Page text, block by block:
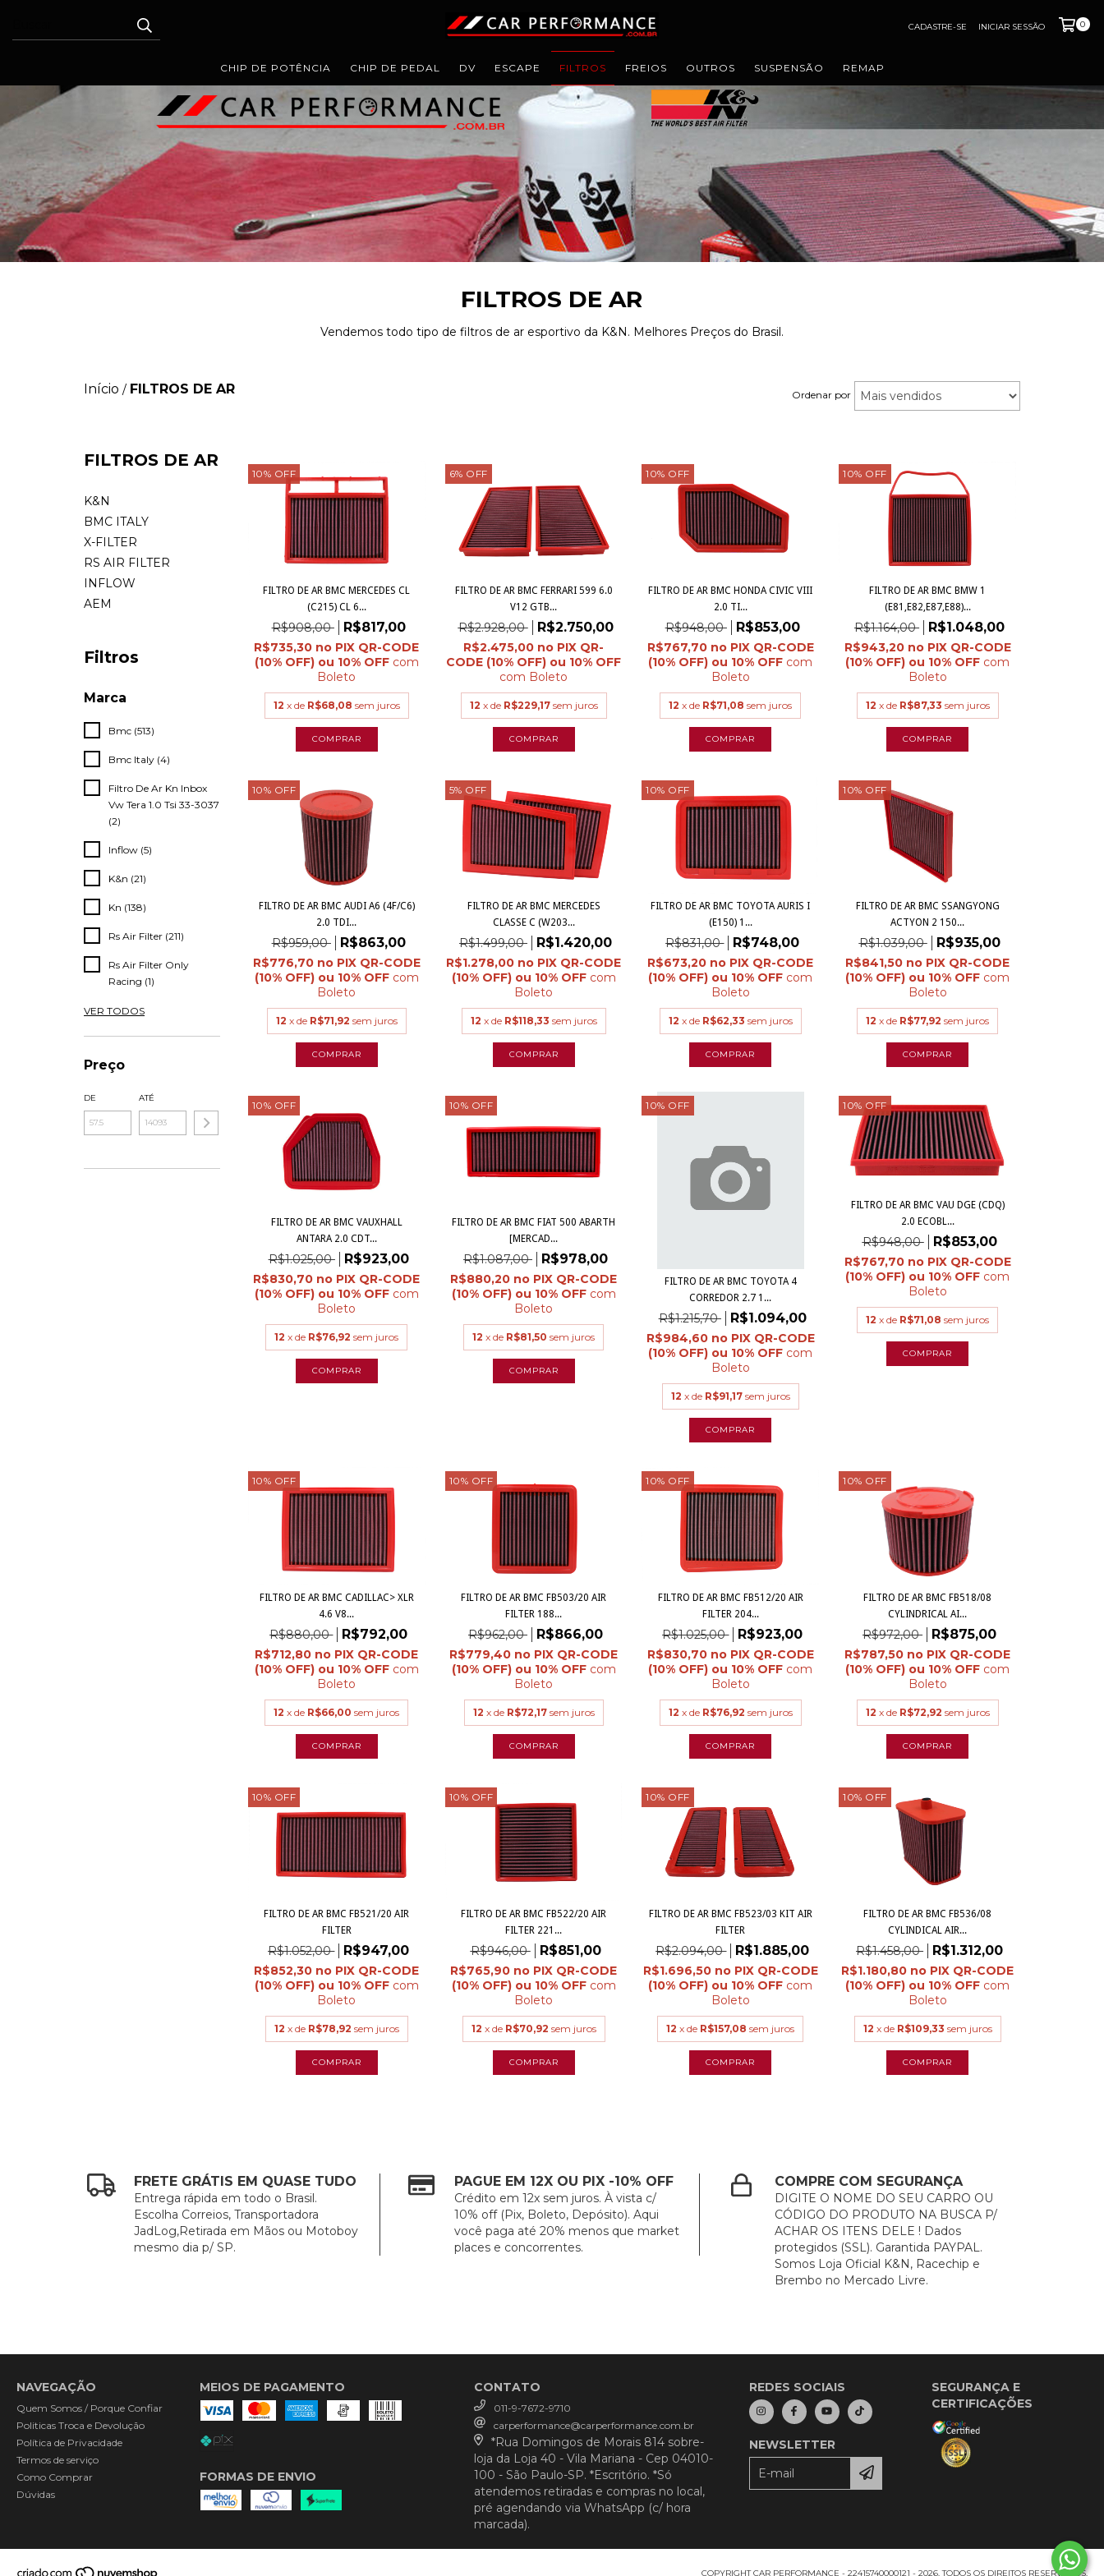
CADASTRE-SE INICIAR SESSÃO 0
CHIP DE POTÊNCIA CHIP DE PEDAL DV ESCAPE FILTROS FREIOS OUTROS SUSPENSÃO REMAP
FILTROS DE AR
Vendemos todo tipo de filtros de ar esportivo da K&N. Melhores Preços do Brasil.
Início / FILTROS DE AR Ordenar por
FILTROS DE AR
K&N
BMC ITALY
X-FILTER
RS AIR FILTER
INFLOW
AEM
Filtros
Marca
Bmc (513)
Bmc Italy (4)
Filtro De Ar Kn Inbox
Vw Tera 1.0 Tsi 33-3037
(2)
Inflow (5)
K&n (21)
Kn (138)
Rs Air Filter (211)
Rs Air Filter Only
Racing (1)
VER TODOS
Preço
DE ATÉ
10% OFF
FILTRO DE AR BMC MERCEDES CL
(C215) CL 6...
R$908,00 R$817,00
R$735,30
com
Boleto
12 x de R$68,08 sem juros
6% OFF
FILTRO DE AR BMC FERRARI 599 6.0
V12 GTB...
R$2.928,00 R$2.750,00
R$2.475,00
com Boleto
12 x de R$229,17 sem juros
10% OFF
FILTRO DE AR BMC HONDA CIVIC VIII
2.0 TI...
R$948,00 R$853,00
R$767,70
com
Boleto
12 x de R$71,08 sem juros
10% OFF
FILTRO DE AR BMC BMW 1
(E81,E82,E87,E88)...
R$1.164,00 R$1.048,00
R$943,20
com
Boleto
12 x de R$87,33 sem juros
10% OFF
FILTRO DE AR BMC AUDI A6 (4F/C6)
2.0 TDI...
R$959,00 R$863,00
R$776,70
com
Boleto
12 x de R$71,92 sem juros
5% OFF
FILTRO DE AR BMC MERCEDES
CLASSE C (W203...
R$1.499,00 R$1.420,00
R$1.278,00
com
Boleto
12 x de R$118,33 sem juros
10% OFF
FILTRO DE AR BMC TOYOTA AURIS I
(E150) 1...
R$831,00 R$748,00
R$673,20
com
Boleto
12 x de R$62,33 sem juros
10% OFF
FILTRO DE AR BMC SSANGYONG
ACTYON 2 150...
R$1.039,00 R$935,00
R$841,50
com
Boleto
12 x de R$77,92 sem juros
10% OFF
FILTRO DE AR BMC VAUXHALL
ANTARA 2.0 CDT...
R$1.025,00 R$923,00
R$830,70
com
Boleto
12 x de R$76,92 sem juros
10% OFF
FILTRO DE AR BMC FIAT 500 ABARTH
[MERCAD...
R$1.087,00 R$978,00
R$880,20
com
Boleto
12 x de R$81,50 sem juros
10% OFF
FILTRO DE AR BMC TOYOTA 4
CORREDOR 2.7 1...
R$1.215,70 R$1.094,00
R$984,60
com
Boleto
12 x de R$91,17 sem juros
10% OFF
FILTRO DE AR BMC VAU DGE (CDQ)
2.0 ECOBL...
R$948,00 R$853,00
R$767,70
com
Boleto
12 x de R$71,08 sem juros
10% OFF
FILTRO DE AR BMC CADILLAC> XLR
4.6 V8...
R$880,00 R$792,00
R$712,80
com
Boleto
12 x de R$66,00 sem juros
10% OFF
FILTRO DE AR BMC FB503/20 AIR
FILTER 188...
R$962,00 R$866,00
R$779,40
com
Boleto
12 x de R$72,17 sem juros
10% OFF
FILTRO DE AR BMC FB512/20 AIR
FILTER 204...
R$1.025,00 R$923,00
R$830,70
com
Boleto
12 x de R$76,92 sem juros
10% OFF
FILTRO DE AR BMC FB518/08
CYLINDRICAL AI...
R$972,00 R$875,00
R$787,50
com
Boleto
12 x de R$72,92 sem juros
10% OFF
FILTRO DE AR BMC FB521/20 AIR
FILTER
R$1.052,00 R$947,00
R$852,30
com
Boleto
12 x de R$78,92 sem juros
10% OFF
FILTRO DE AR BMC FB522/20 AIR
FILTER 221...
R$946,00 R$851,00
R$765,90
com
Boleto
12 x de R$70,92 sem juros
10% OFF
FILTRO DE AR BMC FB523/03 KIT AIR
FILTER
R$2.094,00 R$1.885,00
R$1.696,50
com
Boleto
12 x de R$157,08 sem juros
10% OFF
FILTRO DE AR BMC FB536/08
CYLINDICAL AIR...
R$1.458,00 R$1.312,00
R$1.180,80
com
Boleto
12 x de R$109,33 sem juros
FRETE GRÁTIS EM QUASE TUDO
Entrega rápida em todo o Brasil.
Escolha Correios, Transportadora
JadLog,Retirada em Mãos ou Motoboy
mesmo dia p/ SP.
PAGUE EM 12X OU PIX -10% OFF
Crédito em 12x sem juros. À vista c/
10% off (Pix, Boleto, Depósito). Aqui
você paga até 20% menos que market
places e concorrentes.
COMPRE COM SEGURANÇA
DIGITE O NOME DO SEU CARRO OU
CÓDIGO DO PRODUTO NA BUSCA P/
ACHAR OS ITENS DELE ! Dados
protegidos (SSL). Garantida PAYPAL.
Somos Loja Oficial K&N, Racechip e
Brembo no Mercado Livre.
NAVEGAÇÃO
Quem Somos / Porque Confiar
Politicas Troca e Devolução
Política de Privacidade
Termos de serviço
Como Comprar
Dúvidas
MEIOS DE PAGAMENTO
FORMAS DE ENVIO
CONTATO
011-9-7672-9710
carperformance@carperformance.com.br
*Rua Domingos de Morais 814 sobre-
loja da Loja 40 - Vila Mariana - Cep 04010-
100 - São Paulo-SP. *Escritório. *Só
atendemos retiradas e compras no local,
pré agendando via WhatsApp (c/ hora
marcada).
REDES SOCIAIS
NEWSLETTER
SEGURANÇA E
CERTIFICAÇÕES
COPYRIGHT CAR PERFORMANCE - 22415740000121 - 2026. TODOS OS DIREITOS RESERVADOS.